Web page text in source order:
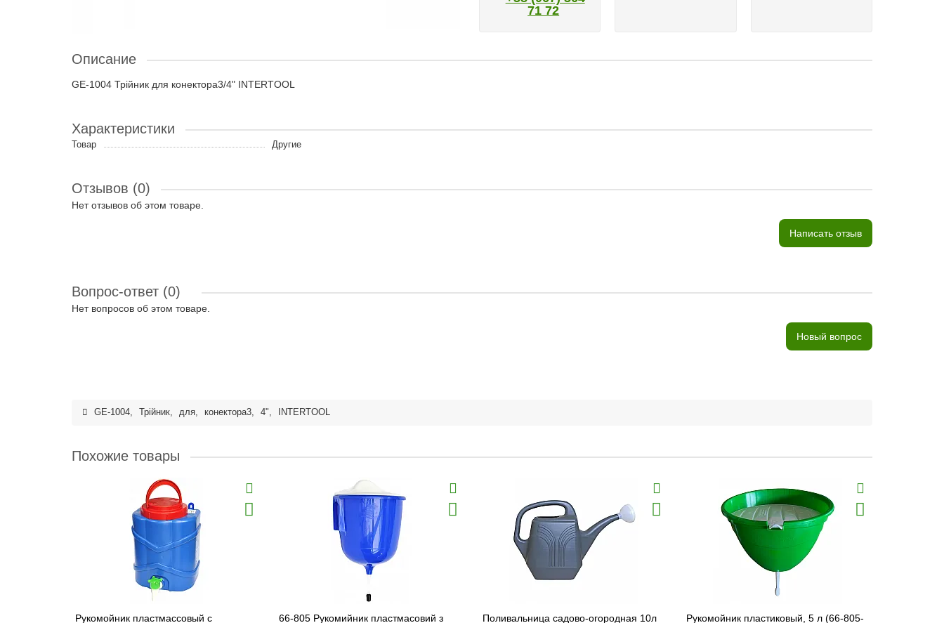
71 72
Описание
GE-1004 Трійник для конектора3/4" INTERTOOL
Характеристики
Товар Другие
Отзывов (0)
Нет отзывов об этом товаре.
Написать отзыв
Вопрос-ответ (0)
Нет вопросов об этом товаре.
Новый вопрос
GE-1004, Трійник, для, конектора3, 4", INTERTOOL
Похожие товары
Рукомойник пластмассовый с
66-805 Рукомийник пластмасовий з
Поливальница садово-огородная 10л
Рукомойник пластиковый, 5 л (66-805-